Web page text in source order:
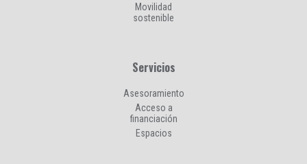
Movilidad
sostenible
Servicios
Asesoramiento
Acceso a
financiación
Espacios